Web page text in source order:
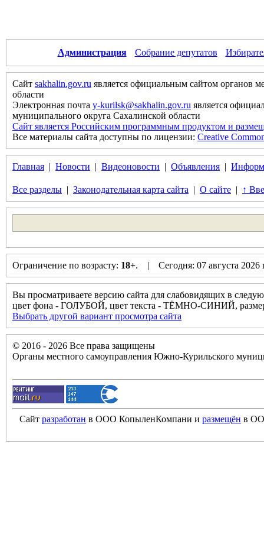
Администрация Собрание депутатов
Сайт sakhalin.gov.ru является официальным сайтом органов
области
Электронная почта y-kurilsk@sakhalin.gov.ru является
муниципального округа Сахалинской области
Сайт является Российским программным продуктом и
Все материалы сайта доступны по лицензии: Creative
Главная | Новости | Видеоновости | Объявления |
Все разделы | Законодательная карта сайта | О сайте | ↑
Ограничение по возрасту: 18+. | Сегодня: 07 августа
Вы просматриваете версию сайта для слабовидящих в
цвет фона - ГОЛУБОЙ, цвет текста - ТЁМНО-СИНИЙ,
Выбрать другой вариант просмотра сайта
© 2016 - 2026 Все права защищены
Органы местного самоуправления Южно-Курильского
Сайт разработан в ООО КопыленКомпани и размещён в